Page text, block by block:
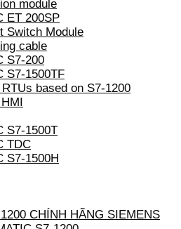
module
ET 200SP
Switch Module
cable
S7-200
S7-1500TF
based on S7-1200
S7-1500T
TDC
S7-1500H
CHÍNH HÃNG SIEMENS